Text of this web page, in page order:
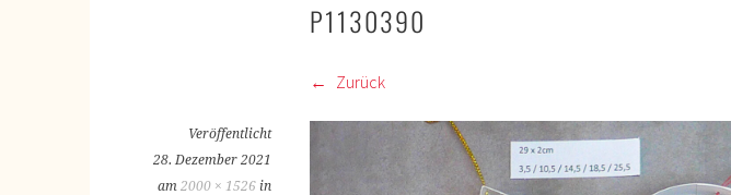
P1130390
Zurück
Veröffentlicht
28. Dezember 2021
am 2000 × 1526 in